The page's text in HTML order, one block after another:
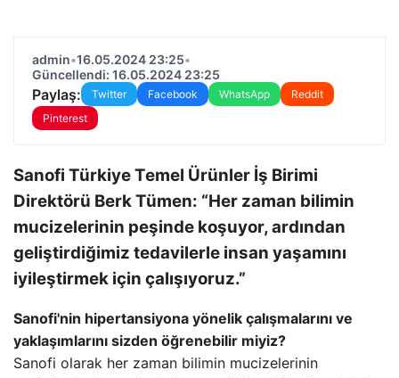
admin•16.05.2024 23:25•
Güncellendi: 16.05.2024 23:25
Paylaş: Twitter Facebook WhatsApp
Reddit
Pinterest
Sanofi Türkiye Temel Ürünler İş Birimi
Direktörü Berk Tümen: “Her zaman bilimin
mucizelerinin peşinde koşuyor, ardından
geliştirdiğimiz tedavilerle insan yaşamını
iyileştirmek için çalışıyoruz.”
Sanofi'nin hipertansiyona yönelik çalışmalarını ve
yaklaşımlarını sizden öğrenebilir miyiz?
Sanofi olarak her zaman bilimin mucizelerinin